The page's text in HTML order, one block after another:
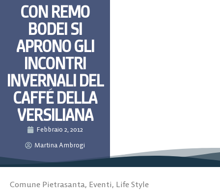
CON REMO
BODEI SI
APRONO GLI
INCONTRI
INVERNALI DEL
CAFFÉ DELLA
VERSILIANA
Febbraio 2, 2012
Martina Ambrogi
Comune Pietrasanta, Eventi, Life Style